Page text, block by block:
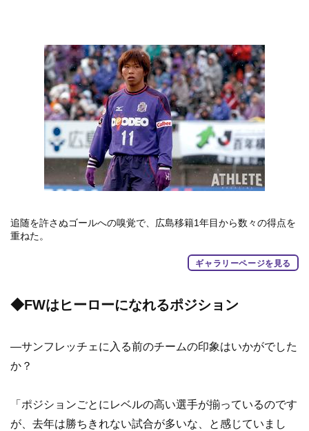
追随を許さぬゴールへの嗅覚で、広島移籍1年目から数々の得点を
重ねた。
ギャラリーページを見る
◆FWはヒーローになれるポジション
―サンフレッチェに入る前のチームの印象はいかがでした
か？
「ポジションごとにレベルの高い選手が揃っているのです
が、去年は勝ちきれない試合が多いな、と感じていまし